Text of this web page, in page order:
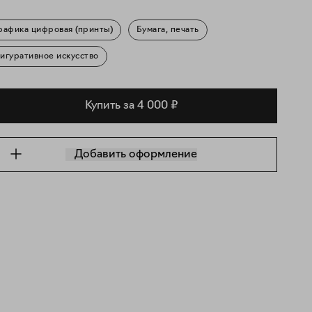
цифровая (принты) Бумага, печать
искусство
Купить за 4 000 ₽
Добавить оформление